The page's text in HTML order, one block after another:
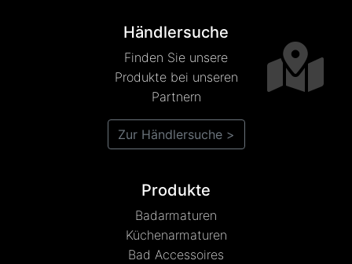
Produkte
Badarmaturen
Küchenarmaturen
Bad Accessoires
Händlersuche
Finden Sie unsere
Produkte bei unseren
Partnern
Zur Händlersuche >